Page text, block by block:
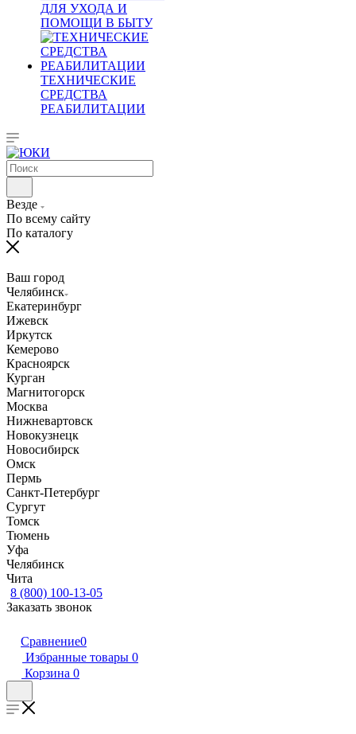
ДЛЯ УХОДА И
ПОМОЩИ В БЫТУ
ТЕХНИЧЕСКИЕ
СРЕДСТВА
РЕАБИЛИТАЦИИ
Везде
По всему сайту
По каталогу
Ваш город
Челябинск
Екатеринбург
Ижевск
Иркутск
Кемерово
Красноярск
Курган
Магнитогорск
Москва
Нижневартовск
Новокузнецк
Новосибирск
Омск
Пермь
Санкт-Петербург
Сургут
Томск
Тюмень
Уфа
Челябинск
Чита
8 (800) 100-13-05
Заказать звонок
Сравнение0
Избранные товары 0
Корзина 0